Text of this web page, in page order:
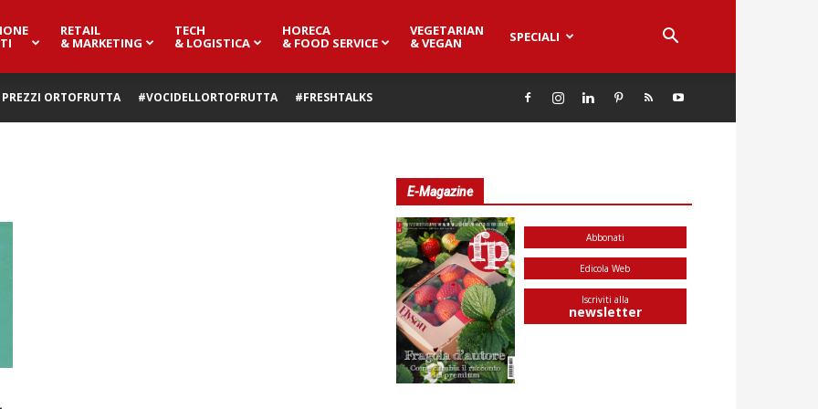
RETAIL
& MARKETING
TECH
& LOGISTICA
HORECA
& FOOD SERVICE
VEGETARIAN
& VEGAN SPECIALI
PREZZI ORTOFRUTTA #VOCIDELLORTOFRUTTA #FRESHTALKS
E-Magazine
Abbonati
Edicola Web
Iscriviti alla
newsletter